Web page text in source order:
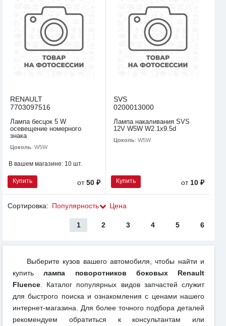
RENAULT
7703097516
Лампа бесцок 5 W
осевещение номерного
знака
Цоколь: W5W
В вашем магазине: 10 шт.
Купить от50 ₽
SVS
0200013000
Лампа накаливания SVS
12V W5W W2.1х9.5d
Цоколь: W5W
Купить от 10 ₽
Сортировка: Популярность Цена
1 2 3 4 5 6
Выберите кузов вашего автомобиля, чтобы найти и
купитьлампа поворотников боковых Renault
Fluence . Каталог популярных видов запчастей служит
для быстрого поиска и ознакомления с ценами нашего
интернет-магазина. Для более точного подбора деталей
рекомендуем обратиться к консультантам или